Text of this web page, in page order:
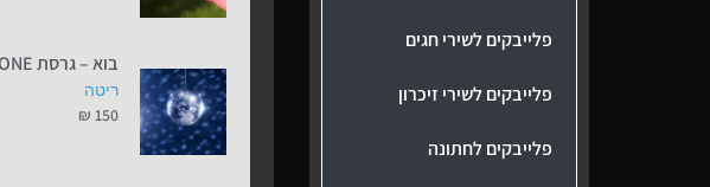
פלייבקים לשירי חגים
פלייבקים לשירי זיכרון
פלייבקים לחתונה
בוא – גרסת ONE
ריטה
₪ 150